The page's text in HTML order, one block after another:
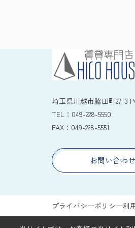
埼玉県川越市脇田町27-3
TEL： 049-228-5550
FAX： 049-228-5551
お問い合わせ
プライバシーポリシー利